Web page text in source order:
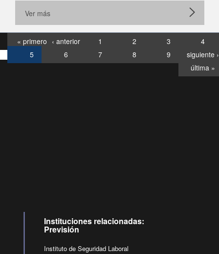
Ver más
« primero ‹ anterior 1 2 3
4
5
6 7 8 9
siguiente ›
última »
Instituciones relacionadas:
Previsión
Instituto de Seguridad Laboral